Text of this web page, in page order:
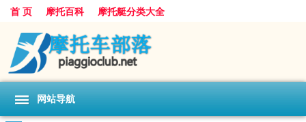
首 页 摩托百科 摩托艇分类大全
网站导航